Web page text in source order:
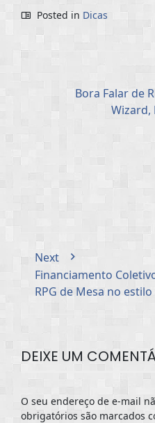
Posted in Dicas
Bora Falar de
Wizard,
Next
Financiamento
RPG de Mesa no
DEIXE UM
O seu endereço de e-mail
obrigatórios são marcados